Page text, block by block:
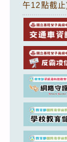
午12點截止